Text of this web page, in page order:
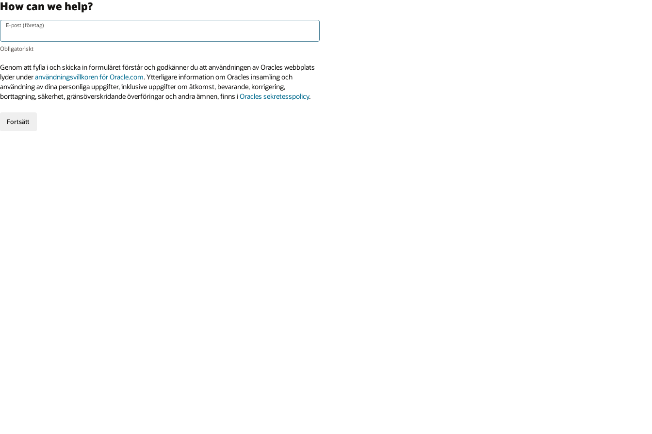
How can we help?
E-post (företag)
Genom att fylla i och skicka in formuläret förstår och godkänner du att användningen av Oracles webbplats
lyder underanvändningsvillkoren för Oracle.com. Ytterligare information om Oracles insamling och
användning av dina personliga uppgifter, inklusive uppgifter om åtkomst, bevarande, korrigering,
borttagning, säkerhet, gränsöverskridande överföringar och andra ämnen, finns iOracles sekretesspolicy.
Fortsätt